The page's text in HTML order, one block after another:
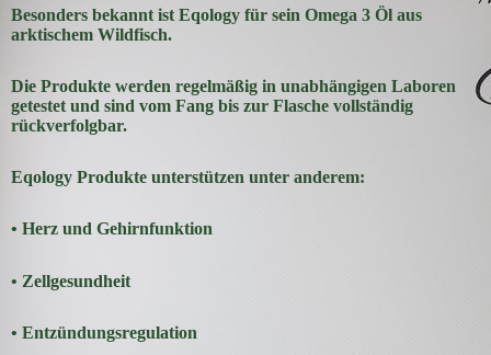
Besonders bekannt ist Eqology für sein Omega 3 Öl aus
arktischem Wildfisch.
Die Produkte werden regelmäßig in unabhängigen Laboren
getestet und sind vom Fang bis zur Flasche vollständig
rückverfolgbar.
Eqology Produkte unterstützen unter anderem:
• Herz und Gehirnfunktion
• Zellgesundheit
• Entzündungsregulation